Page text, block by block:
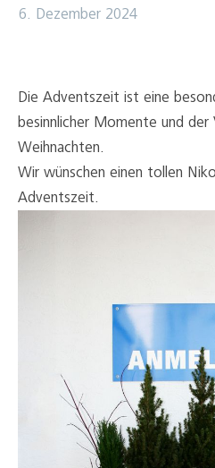
6. Dezember 2024
Die Adventszeit ist eine
besinnlicher Momente und
Weihnachten.
Wir wünschen einen tollen
Adventszeit.